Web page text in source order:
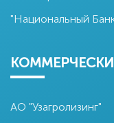
"Национальный
АО "Узагролизинг"